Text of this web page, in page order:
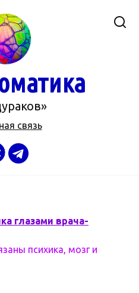
связь
глазами врача-
психика, мозг и